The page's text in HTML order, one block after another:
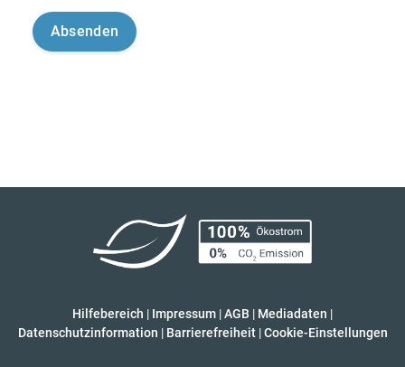
Hilfebereich | Impressum |AGB | Mediadaten |
Datenschutzinformation | Barrierefreiheit | Cookie-Einstellungen